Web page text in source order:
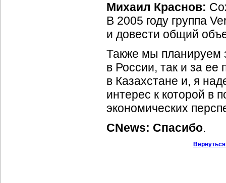
Михаил Краснов:
В 2005 году группа
и довести общий
Также мы планируем
в России, так и за
в Казахстане и, я
интерес к которой в
экономических
CNews: Спасибо.